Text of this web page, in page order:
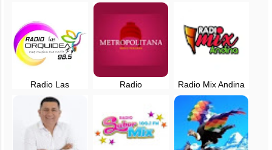
Radio Las
Orquideas 98.5
FM en vivo -
Urubamba, Cusco
Radio
Lima, Perú
Radio Mix Andina
en vivo - La
Libertad, Perú